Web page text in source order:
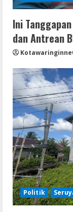
Ini
dan Antrean
Politik